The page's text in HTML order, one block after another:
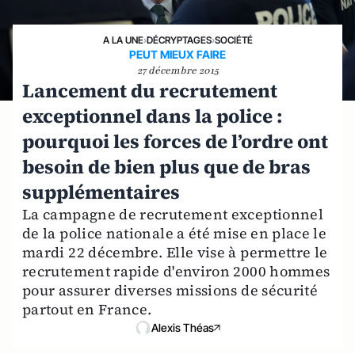
A LA UNE›DÉCRYPTAGES›SOCIÉTÉ
PEUT MIEUX FAIRE
27 décembre 2015
Lancement du recrutement
exceptionnel dans la police :
pourquoi les forces de l’ordre ont
besoin de bien plus que de bras
supplémentaires
La campagne de recrutement exceptionnel
de la police nationale a été mise en place le
mardi 22 décembre. Elle vise à permettre le
recrutement rapide d'environ 2000 hommes
pour assurer diverses missions de sécurité
partout en France.
Alexis Théas